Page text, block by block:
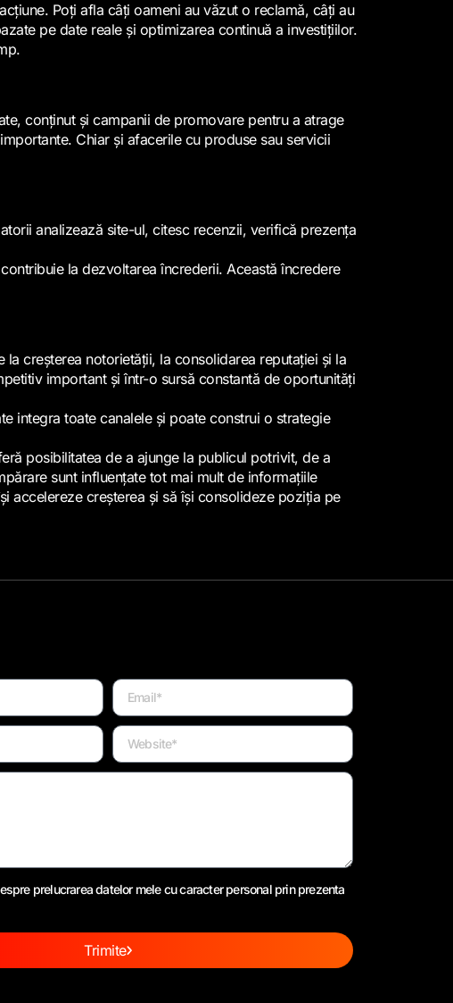
Poți afla câți oameni au văzut o reclamă, câți au
pe date reale și optimizarea continuă a investițiilor.
conținut și campanii de promovare pentru a atrage
Chiar și afacerile cu produse sau servicii
analizează site-ul, citesc recenzii, verifică prezența
la dezvoltarea încrederii. Această încredere
creșterea notorietății, la consolidarea reputației și la
important și într-o sursă constantă de oportunități
integra toate canalele și poate construi o strategie
posibilitatea de a ajunge la publicul potrivit, de a
sunt influențate tot mai mult de informațiile
accelereze creșterea și să își consolideze poziția pe
prelucrarea datelor mele cu caracter personal prin prezenta
Trimite